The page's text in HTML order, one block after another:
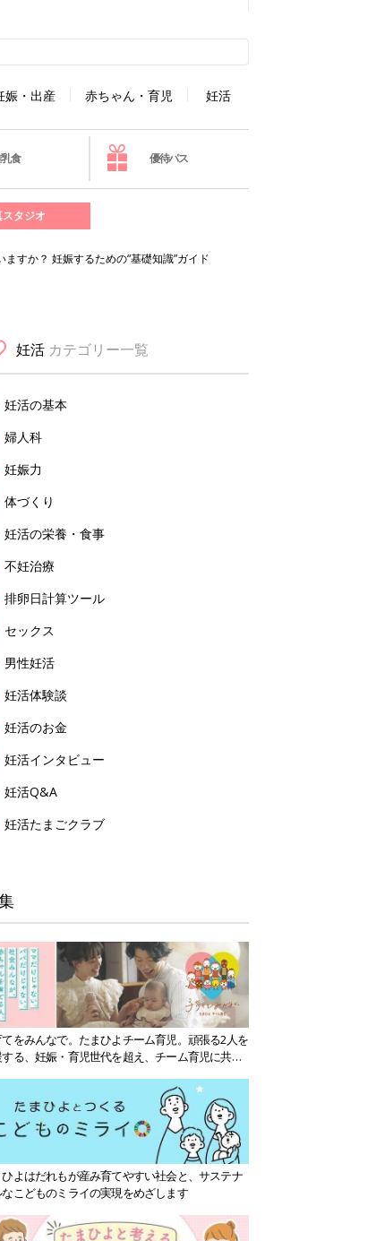
娠・出産 赤ちゃん・育児 妊活
食 優待パス
タジオ
すか？ 妊娠するための“基礎知識”ガイド
妊活 カテゴリー一覧
妊活の基本
婦人科
妊娠力
体づくり
妊活の栄養・食事
不妊治療
排卵日計算ツール
セックス
男性妊活
妊活体験談
妊活のお金
妊活インタビュー
妊活Q&A
妊活たまごクラブ
をみんなで。たまひよチーム育児。頑張る2人を
る、妊娠・育児世代を超え、チーム育児に共感
ひよはだれもが産み育てやすい社会と、サステナ
なこどものミライの実現をめざします